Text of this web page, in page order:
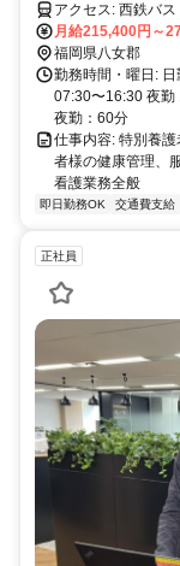
アクセス: 西鉄バス「南湯納楚」バス停からすぐ（西鉄久留米駅から
20分程度）
月給215,400円～
福岡県八女郡
勤務時間・曜日:
07:30〜16:30 夜勤
夜勤：60分
仕事内容: 特別養
者様の健康管理、
看護業務全般
即日勤務OK 交通費支給
正社員